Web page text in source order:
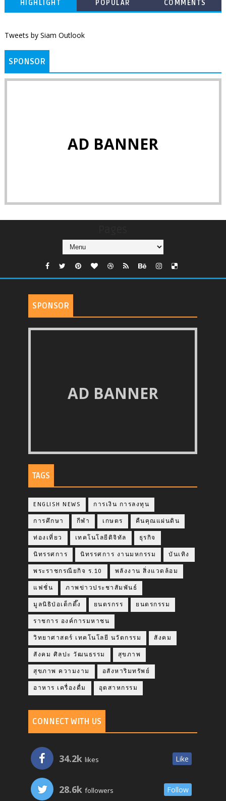
HIGHLIGHT POPULAR COMMENTS
Tweets by Siam Outlook
SPONSOR
AD BANNER
SPONSOR
AD BANNER
TAGS
ENGLISH NEWS การเงิน การลงทุน
การศึกษา กีฬา เกษตร คืนคุณแผ่นดิน
ท่องเที่ยว เทคโนโลยีดิจิทัล ธุรกิจ
นิทรรศการ นิทรรศการ งานมหกรรม บันเทิง
พระราชกรณียกิจ ร.10 พลังงาน สิ่งแวดล้อม
แฟชั่น ภาพข่าวประชาสัมพันธ์
มูลนิธิป่อเต็กตึ๊ง ยนตรกรร ยนตรกรรม
ราชการ องค์การมหาชน
วิทยาศาสตร์ เทคโนโลยี นวัตกรรม สังคม
สังคม ศิลปะ วัฒนธรรม สุขภาพ
สุขภาพ ความงาม อสังหาริมทรัพย์
อาหาร เครื่องดื่ม อุตสาหกรรม
CONNECT WITH US
34.2k likes Like
28.6k followers Follow